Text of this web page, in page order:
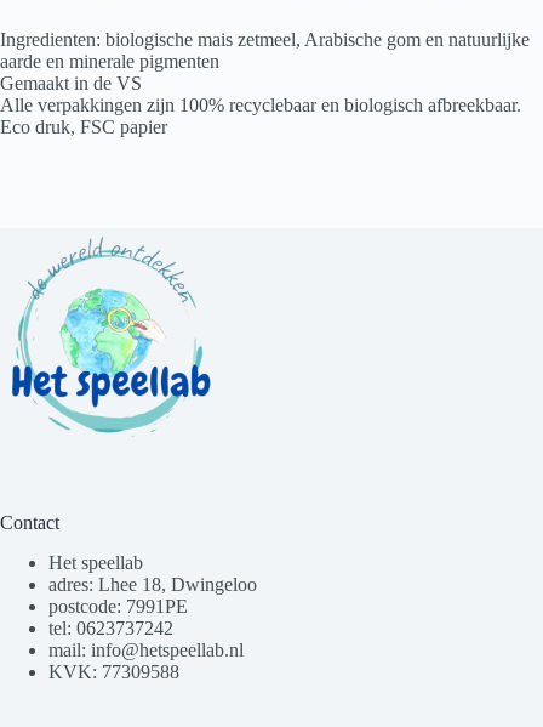
Ingredienten: biologische mais zetmeel, Arabische gom en natuurlijke
aarde en minerale pigmenten
Gemaakt in de VS
Alle verpakkingen zijn 100% recyclebaar en biologisch afbreekbaar.
Eco druk, FSC papier
Contact
Het speellab
adres: Lhee 18, Dwingeloo
postcode: 7991PE
tel: 0623737242
mail: info@hetspeellab.nl
KVK: 77309588